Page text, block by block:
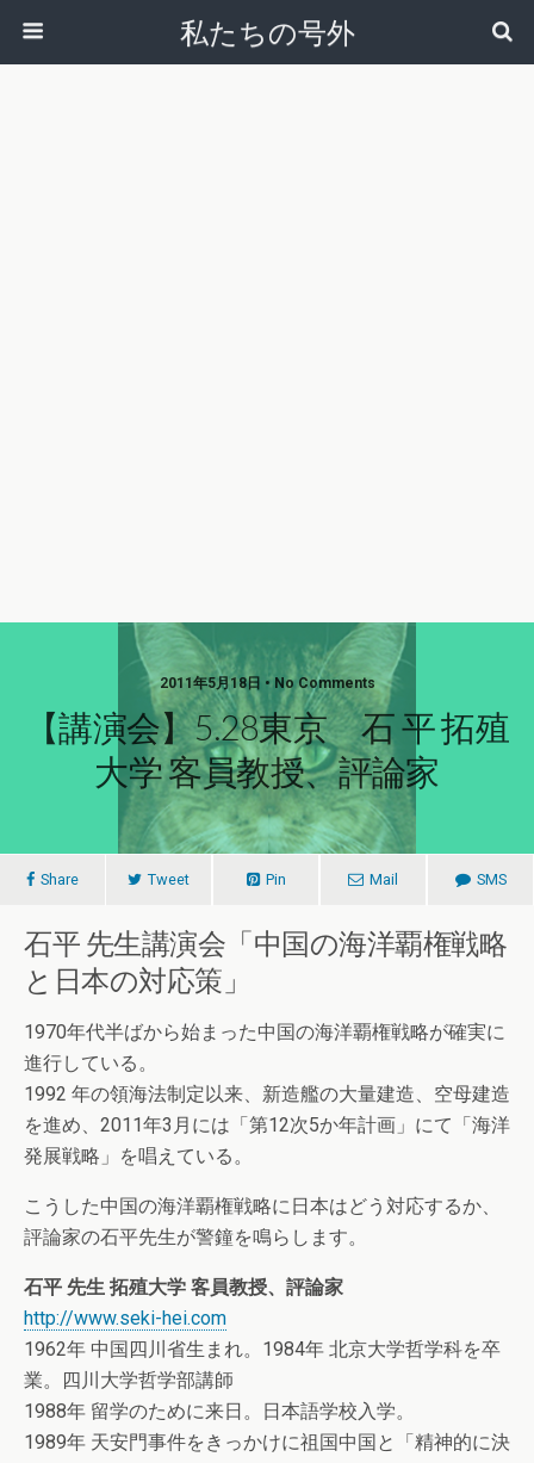
私たちの号外
2011年5月18日 • No Comments
【講演会】5.28東京 石 平 拓殖
大学 客員教授、評論家
Share Tweet Pin Mail SMS
石平 先生講演会「中国の海洋覇権戦略
と日本の対応策」
1970年代半ばから始まった中国の海洋覇権戦略が確実に
進行している。
1992 年の領海法制定以来、新造艦の大量建造、空母建造
を進め、2011年3月には「第12次5か年計画」にて「海洋
発展戦略」を唱えている。
こうした中国の海洋覇権戦略に日本はどう対応するか、
評論家の石平先生が警鐘を鳴らします。
石平 先生 拓殖大学 客員教授、評論家
http://www.seki-hei.com
1962年 中国四川省生まれ。1984年 北京大学哲学科を卒
業。四川大学哲学部講師
1988年 留学のために来日。日本語学校入学。
1989年 天安門事件をきっかけに祖国中国と「精神的に決